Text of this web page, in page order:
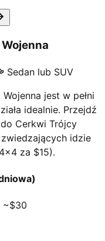
Sedan lub SUV
jest w pełni
idealnie. Przejdź
Cerkwi Trójcy
idzie
za $15).
~$30